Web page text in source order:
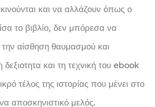
και να αλλάζουν όπως ο
το βιβλίο, δεν μπόρεσα να
αίσθηση θαυμασμού και
και τη τεχνική του ebook
τέλος της ιστορίας που μένει στο
αποσκηνιστικό μελός.